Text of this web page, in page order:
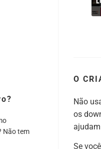
Não tem
O
Não
os
Se